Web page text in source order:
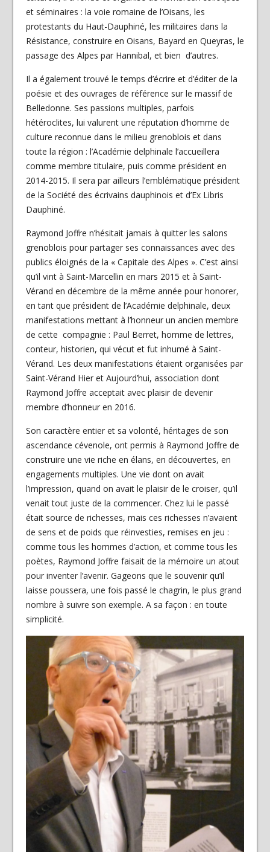
et séminaires : la voie romaine de l’Oisans, les
protestants du Haut-Dauphiné, les militaires dans la
Résistance, construire en Oisans, Bayard en Queyras, le
passage des Alpes par Hannibal, et bien d’autres.
Il a également trouvé le temps d’écrire et d’éditer de la
poésie et des ouvrages de référence sur le massif de
Belledonne. Ses passions multiples, parfois
hétéroclites, lui valurent une réputation d’homme de
culture reconnue dans le milieu grenoblois et dans
toute la région : l’Académie delphinale l’accueillera
comme membre titulaire, puis comme président en
2014-2015. Il sera par ailleurs l’emblématique président
de la Société des écrivains dauphinois et d’Ex Libris
Dauphiné.
Raymond Joffre n’hésitait jamais à quitter les salons
grenoblois pour partager ses connaissances avec des
publics éloignés de la « Capitale des Alpes ». C’est ainsi
qu’il vint à Saint-Marcellin en mars 2015 et à Saint-
Vérand en décembre de la même année pour honorer,
en tant que président de l’Académie delphinale, deux
manifestations mettant à l’honneur un ancien membre
de cette compagnie : Paul Berret, homme de lettres,
conteur, historien, qui vécut et fut inhumé à Saint-
Vérand. Les deux manifestations étaient organisées par
Saint-Vérand Hier et Aujourd’hui, association dont
Raymond Joffre acceptait avec plaisir de devenir
membre d’honneur en 2016.
Son caractère entier et sa volonté, héritages de son
ascendance cévenole, ont permis à Raymond Joffre de
construire une vie riche en élans, en découvertes, en
engagements multiples. Une vie dont on avait
l’impression, quand on avait le plaisir de le croiser, qu’il
venait tout juste de la commencer. Chez lui le passé
était source de richesses, mais ces richesses n’avaient
de sens et de poids que réinvesties, remises en jeu :
comme tous les hommes d’action, et comme tous les
poètes, Raymond Joffre faisait de la mémoire un atout
pour inventer l’avenir. Gageons que le souvenir qu’il
laisse poussera, une fois passé le chagrin, le plus grand
nombre à suivre son exemple. A sa façon : en toute
simplicité.